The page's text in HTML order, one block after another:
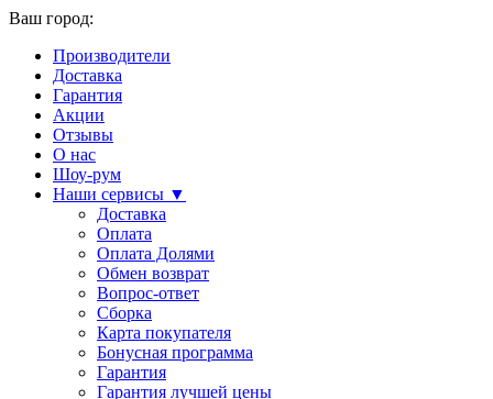
Ваш город:
Производители
Доставка
Гарантия
Акции
Отзывы
О нас
Шоу-рум
Наши сервисы ▼
Доставка
Оплата
Оплата Долями
Обмен возврат
Вопрос-ответ
Сборка
Карта покупателя
Бонусная программа
Гарантия
Гарантия лучшей цены